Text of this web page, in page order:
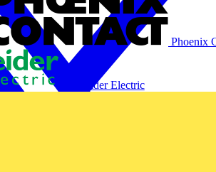
Phoenix
Schneider Electric